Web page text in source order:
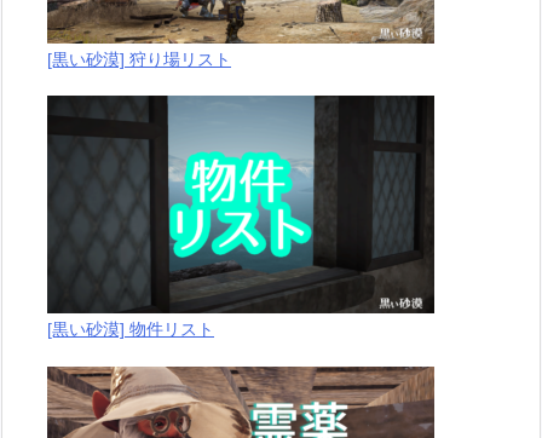
[黒い砂漠] 狩り場リスト
[黒い砂漠] 物件リスト